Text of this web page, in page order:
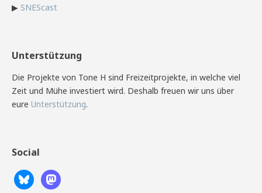
▶ SNEScast
Unterstützung
Die Projekte von Tone H sind Freizeitprojekte, in welche viel
Zeit und Mühe investiert wird. Deshalb freuen wir uns über
eure Unterstützung.
Social